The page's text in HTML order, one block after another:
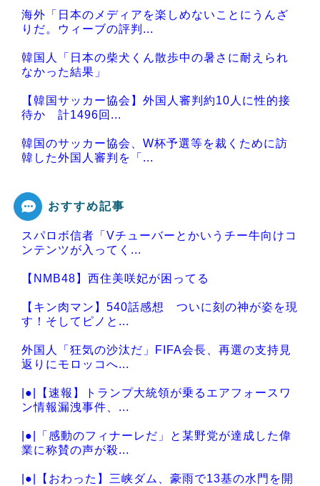
海外「日本のメディアを楽しめないことにうんざ
りだ。ウィーブの評判...
韓国人「日本の柴犬くん散歩中の暑さに耐えられ
なかった結果」
【韓国サッカー協会】外国人審判約10人に性的接
待か 計1496回...
韓国のサッカー協会、W杯予選等を裁くために訪
韓した外国人審判を「...
Powered by livedoor 相互RSS
おすすめ記事
スパロボ信者「Vチューバーとかいうチー牛向けコ
ンテンツが入ってく...
【NMB48】西住美咲妃が困ってる
【キン肉マン】540話感想 ついに刻の神が姿を現
す！そしてピノと...
外国人「狂気の沙汰だ」FIFA会長、再選の支持見
返りにモロッコへ...
|●|【速報】トランプ大統領が乗るエアフォースワ
ン情報漏洩事件、...
|●|「感動のフィナーレだ」と某野党が達成した偉
業に称賛の声が殺...
|●|【おわった】三峡ダム、豪雨で13基の水門を開